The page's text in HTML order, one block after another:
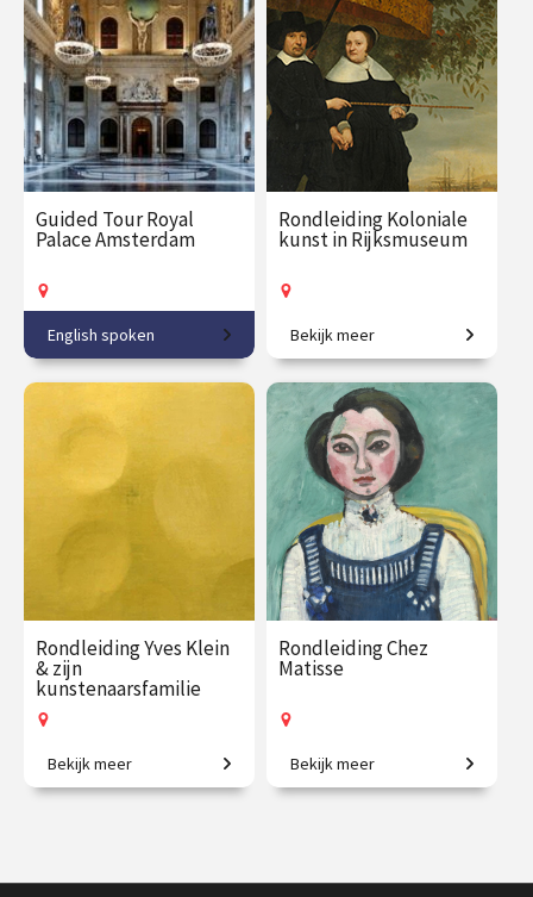
€ 31.00
vanaf 25
aug.
Op locatie
€ 27.50
vanaf 1
sep.
Op locatie
Guided Tour Royal
Palace Amsterdam
From town hall to Royal
Palace.
€ 27.50
Op locatie
English spoken
Rondleiding Koloniale
kunst in Rijksmuseum
Schilderijen als historische
getuigen.
€ 27.50
vanaf 17
sep.
Op locatie
Bekijk meer
Rondleiding Yves Klein
& zijn
kunstenaarsfamilie
Van monochroom tot
kosmische kleuren.
sep.
Bekijk meer
Rondleiding Chez
Matisse
Beleef de kunst van Matisse
van dichtbij.
okt.
Bekijk meer